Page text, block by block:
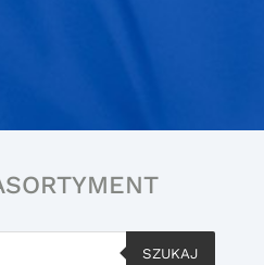
SZUKAJ